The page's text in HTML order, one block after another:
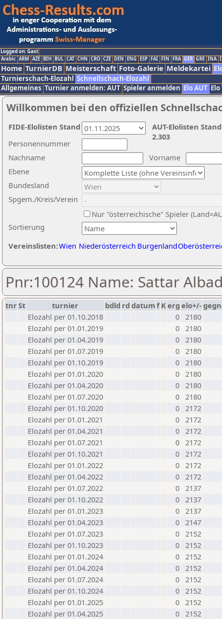
Logged on: Gast
Arabic ARM AZE BIH BUL CAT CHN CRO CZE DEN ENG ESP FAI FIN FRA GER GRE INA
Home TurnierDB Meisterschaft Foto-Galerie Meldekartei
Turnierschach-Elozahl Schnellschach-Elozahl
Allgemeines Turnier anmelden: AUT Spieler anmelden Elo AUT
Willkommen bei den offiziellen
Nachname
Vorname
Ebene
Sortierung
Personennummer
Bundesland
Spgem./Kreis/Verein
Nur "österreichische" Spieler
Vereinslisten:Wien Niederösterreich Burgenland
AUT-Elolisten
2.303
FIDE-Elolisten Stand
Pnr:100124 Name: Sattar
tnrSt turnier bdld rd datumf Kerg elo+/-
Elozahl per 01.10.2018
0 2180
Elozahl per 01.01.2019
0 2180
Elozahl per 01.04.2019
0 2180
Elozahl per 01.07.2019
0 2180
Elozahl per 01.10.2019
0 2180
Elozahl per 01.01.2020
0 2180
Elozahl per 01.04.2020
0 2180
Elozahl per 01.07.2020
0 2180
Elozahl per 01.10.2020
0 2172
Elozahl per 01.01.2021
0 2172
Elozahl per 01.04.2021
0 2172
Elozahl per 01.07.2021
0 2172
Elozahl per 01.10.2021
0 2172
Elozahl per 01.01.2022
0 2172
Elozahl per 01.04.2022
0 2172
Elozahl per 01.07.2022
0 2137
Elozahl per 01.10.2022
0 2137
Elozahl per 01.01.2023
0 2137
Elozahl per 01.04.2023
0 2147
Elozahl per 01.07.2023
0 2152
Elozahl per 01.10.2023
0 2152
Elozahl per 01.01.2024
0 2152
Elozahl per 01.04.2024
0 2152
Elozahl per 01.07.2024
0 2152
Elozahl per 01.10.2024
0 2152
Elozahl per 01.01.2025
0 2152
Elozahl per 01.04.2025
0 2152